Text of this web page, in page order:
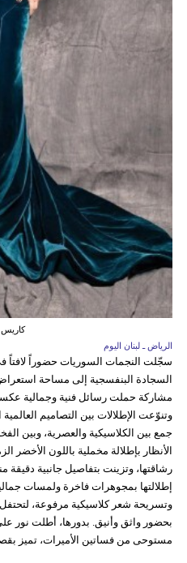
كاريس
الرياض ـ لبنان اليوم
السجادة البنفسجية إلى مساحة استعراض
مشاركة حملت رسائل فنية وجمالية
وتنوّعت الإطلالات بين التصاميم
جمع بين الكلاسيكية والعصرية، وبين
الأنظار بإطلالة مخملية باللون
رشاقتها، وتزينت بتفاصيل جانبية دقيقة
إطلالتها بمجوهرات فاخرة ولمسات
وتسريحة شعر كلاسيكية مرفوعة،
بحضور واثق وأنيق. بدورها، أطلت نور
مستوحى من فساتين الأميرات، تميز